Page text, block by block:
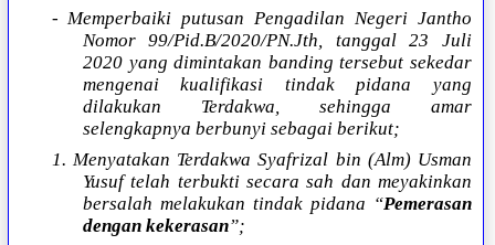
- Memperbaiki putusan Pengadilan Negeri Jantho
Nomor 99/Pid.B/2020/PN.Jth, tanggal 23 Juli
2020 yang dimintakan banding tersebut sekedar
mengenai kualifikasi tindak pidana yang
dilakukan Terdakwa, sehingga amar
selengkapnya berbunyi sebagai berikut;
1. Menyatakan Terdakwa Syafrizal bin (Alm) Usman
Yusuf telah terbukti secara sah dan meyakinkan
bersalah melakukan tindak pidana “Pemerasan
dengan kekerasan”;